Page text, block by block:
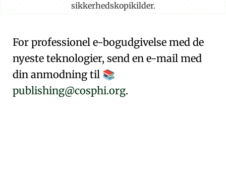
sikkerhedskopikilder.
For professionel e-bogudgivelse med de
nyeste teknologier, send en e-mail med
din anmodning til 📚
publishing@cosphi.org.